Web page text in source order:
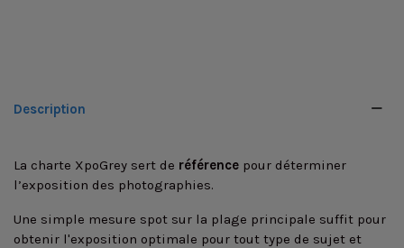
Description
La charte XpoGrey sert de référence pour déterminer
l’exposition des photographies.
Une simple mesure spot sur la plage principale suffit pour
obtenir l'exposition optimale pour tout type de sujet et